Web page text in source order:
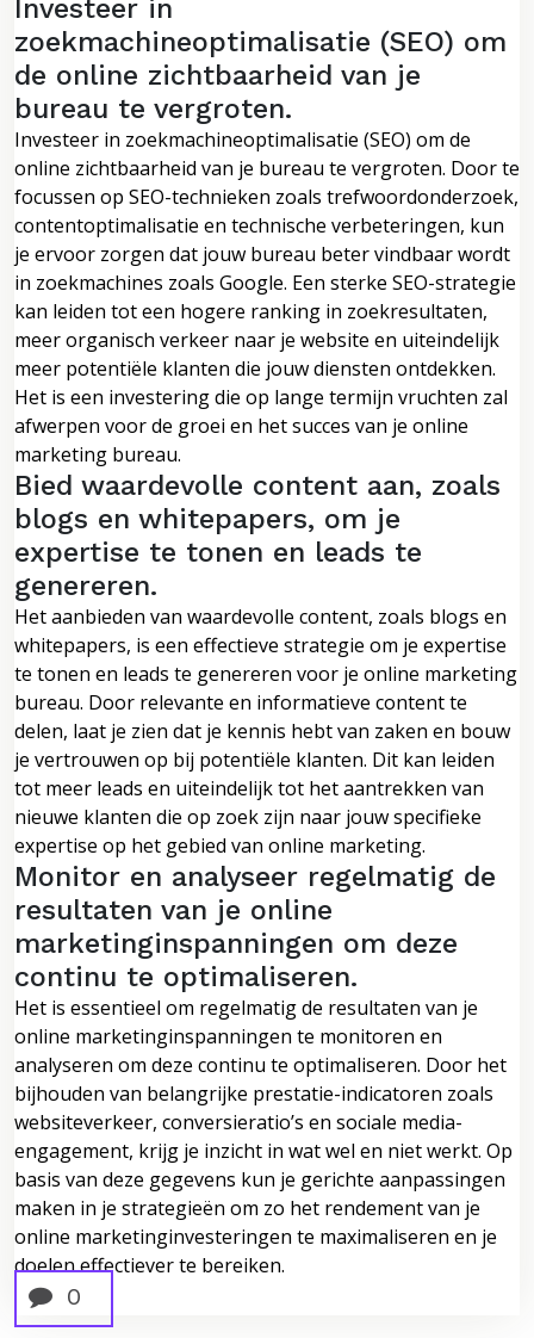
Investeer in
zoekmachineoptimalisatie (SEO) om
de online zichtbaarheid van je
bureau te vergroten.
Investeer in zoekmachineoptimalisatie (SEO) om de
online zichtbaarheid van je bureau te vergroten. Door te
focussen op SEO-technieken zoals trefwoordonderzoek,
contentoptimalisatie en technische verbeteringen, kun
je ervoor zorgen dat jouw bureau beter vindbaar wordt
in zoekmachines zoals Google. Een sterke SEO-strategie
kan leiden tot een hogere ranking in zoekresultaten,
meer organisch verkeer naar je website en uiteindelijk
meer potentiële klanten die jouw diensten ontdekken.
Het is een investering die op lange termijn vruchten zal
afwerpen voor de groei en het succes van je online
marketing bureau.
Bied waardevolle content aan, zoals
blogs en whitepapers, om je
expertise te tonen en leads te
genereren.
Het aanbieden van waardevolle content, zoals blogs en
whitepapers, is een effectieve strategie om je expertise
te tonen en leads te genereren voor je online marketing
bureau. Door relevante en informatieve content te
delen, laat je zien dat je kennis hebt van zaken en bouw
je vertrouwen op bij potentiële klanten. Dit kan leiden
tot meer leads en uiteindelijk tot het aantrekken van
nieuwe klanten die op zoek zijn naar jouw specifieke
expertise op het gebied van online marketing.
Monitor en analyseer regelmatig de
resultaten van je online
marketinginspanningen om deze
continu te optimaliseren.
Het is essentieel om regelmatig de resultaten van je
online marketinginspanningen te monitoren en
analyseren om deze continu te optimaliseren. Door het
bijhouden van belangrijke prestatie-indicatoren zoals
websiteverkeer, conversieratio’s en sociale media-
engagement, krijg je inzicht in wat wel en niet werkt. Op
basis van deze gegevens kun je gerichte aanpassingen
maken in je strategieën om zo het rendement van je
online marketinginvesteringen te maximaliseren en je
doelen effectiever te bereiken.
0